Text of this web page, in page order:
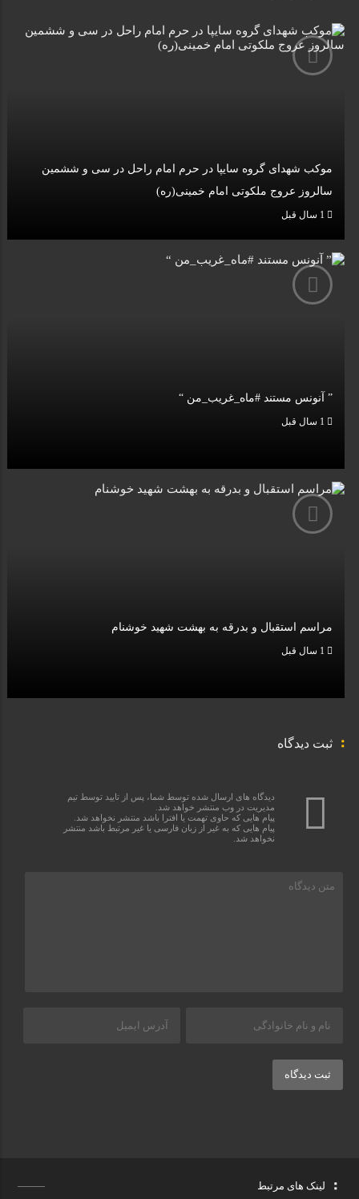
موکب شهدای گروه سایپا در حرم امام راحل در سی و ششمین
سالروز عروج ملکوتی امام خمینی(ره)
” آنونس مستند #ماه_غریب_من “
مراسم استقبال و بدرقه به بهشت شهید خوشنام
ثبت دیدگاه
دیدگاه های ارسال شده توسط شما، پس از تایید توسط تیم
مدیریت در وب منتشر خواهد شد.
پیام هایی که حاوی تهمت یا افترا باشد منتشر نخواهد شد.
پیام هایی که به غیر از زبان فارسی یا غیر مرتبط باشد منتشر
نخواهد شد.
ثبت دیدگاه
لینک های مرتبط